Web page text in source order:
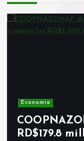
Economía
RD$179.8